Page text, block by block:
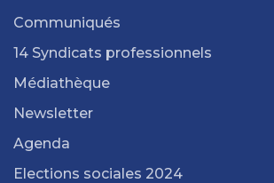
Communiqués
14 Syndicats professionnels
Médiathèque
Newsletter
Agenda
Elections sociales 2024